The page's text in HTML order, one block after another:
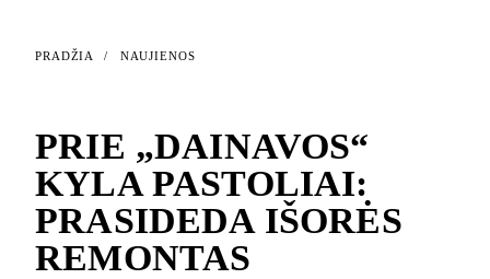
PRADŽIA / NAUJIENOS
PRIE „DAINAVOS“
KYLA PASTOLIAI:
PRASIDEDA IŠORĖS
REMONTAS